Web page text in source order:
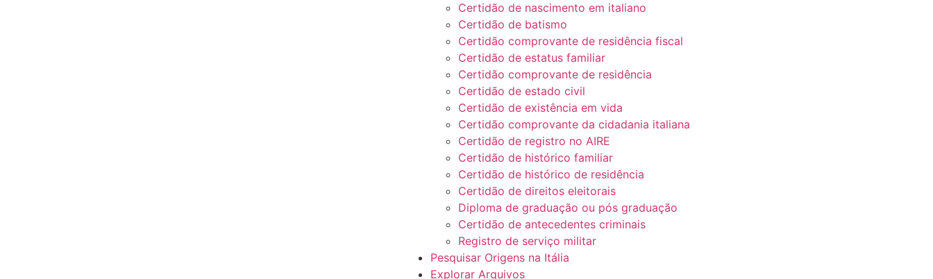
Certidão de nascimento em italiano
Certidão de batismo
Certidão comprovante de residência fiscal
Certidão de estatus familiar
Certidão comprovante de residência
Certidão de estado civil
Certidão de existência em vida
Certidão comprovante da cidadania italiana
Certidão de registro no AIRE
Certidão de histórico familiar
Certidão de histórico de residência
Certidão de direitos eleitorais
Diploma de graduação ou pós graduação
Certidão de antecedentes criminais
Registro de serviço militar
Pesquisar Origens na Itália
Explorar Arquivos